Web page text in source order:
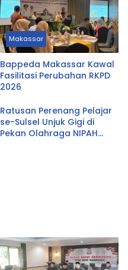
Makassar
Bappeda Makassar Kawal
Fasilitasi Perubahan RKPD
2026
Ratusan Perenang Pelajar
se-Sulsel Unjuk Gigi di
Pekan Olahraga NIPAH